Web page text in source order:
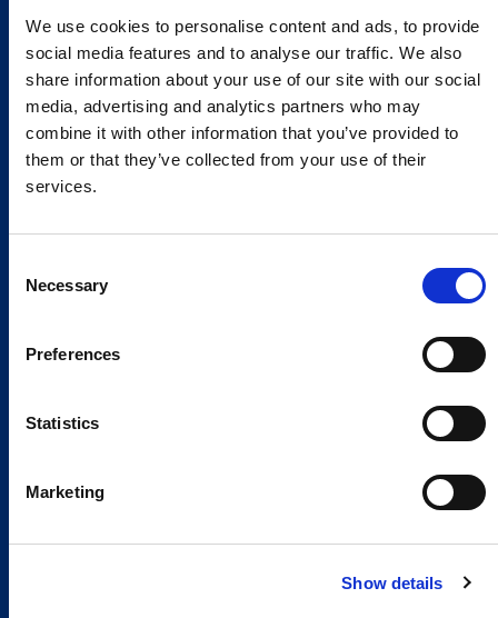
We use cookies to personalise content and ads, to provide
social media features and to analyse our traffic. We also
share information about your use of our site with our social
media, advertising and analytics partners who may
combine it with other information that you’ve provided to
them or that they’ve collected from your use of their
services.
Selection
Necessary
Preferences
Statistics
Marketing
Show details